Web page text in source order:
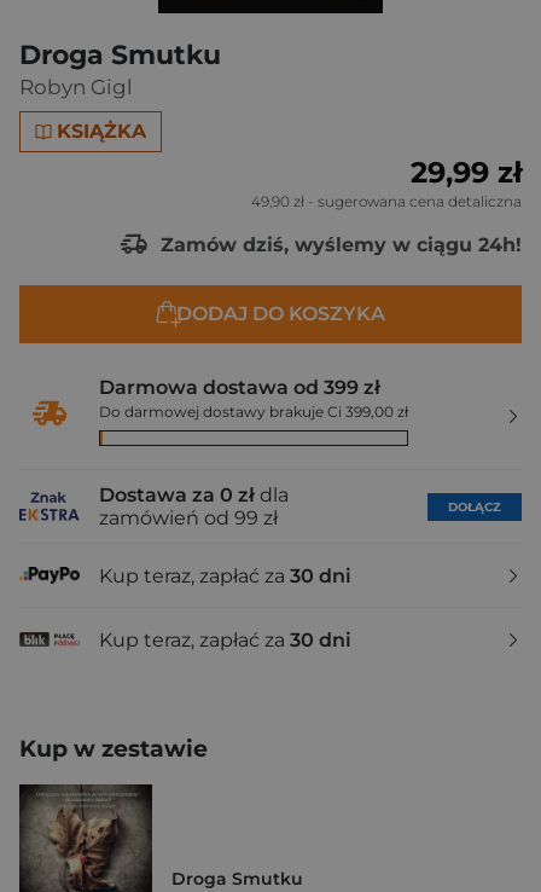
Droga Smutku
Robyn Gigl
KSIĄŻKA
29,99 zł
49,90 zł - sugerowana cena detaliczna
Zamów dziś, wyślemy w ciągu 24h!
DODAJ DO KOSZYKA
Darmowa dostawa od 399 zł
Do darmowej dostawy brakuje Ci 399,00 zł
Dostawa za 0 zł dla
zamówień od 99 zł
DOŁĄCZ
Kup teraz, zapłać za 30 dni
Kup teraz, zapłać za 30 dni
Kup w zestawie
Droga Smutku